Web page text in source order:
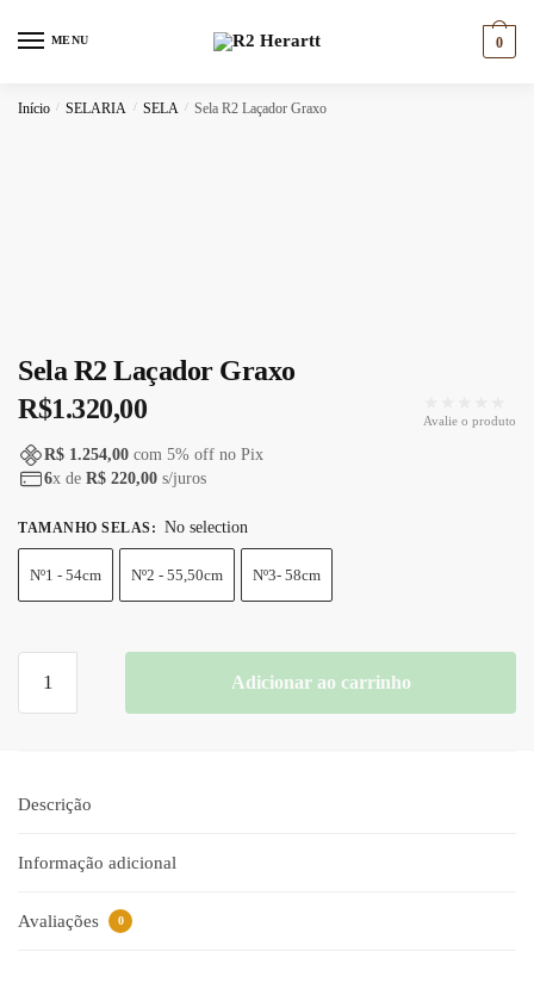
MENU 0
Início / SELARIA / SELA / Sela R2 Laçador Graxo
Sela R2 Laçador Graxo
R$1.320,00 Avalie o produto
R$ 1.254,00 com 5% off no Pix
6x de R$ 220,00 s/juros
TAMANHO SELAS: No selection
Nº1 - 54cm Nº2 - 55,50cm Nº3- 58cm
Adicionar ao carrinho
Descrição
Informação adicional
Avaliações 0